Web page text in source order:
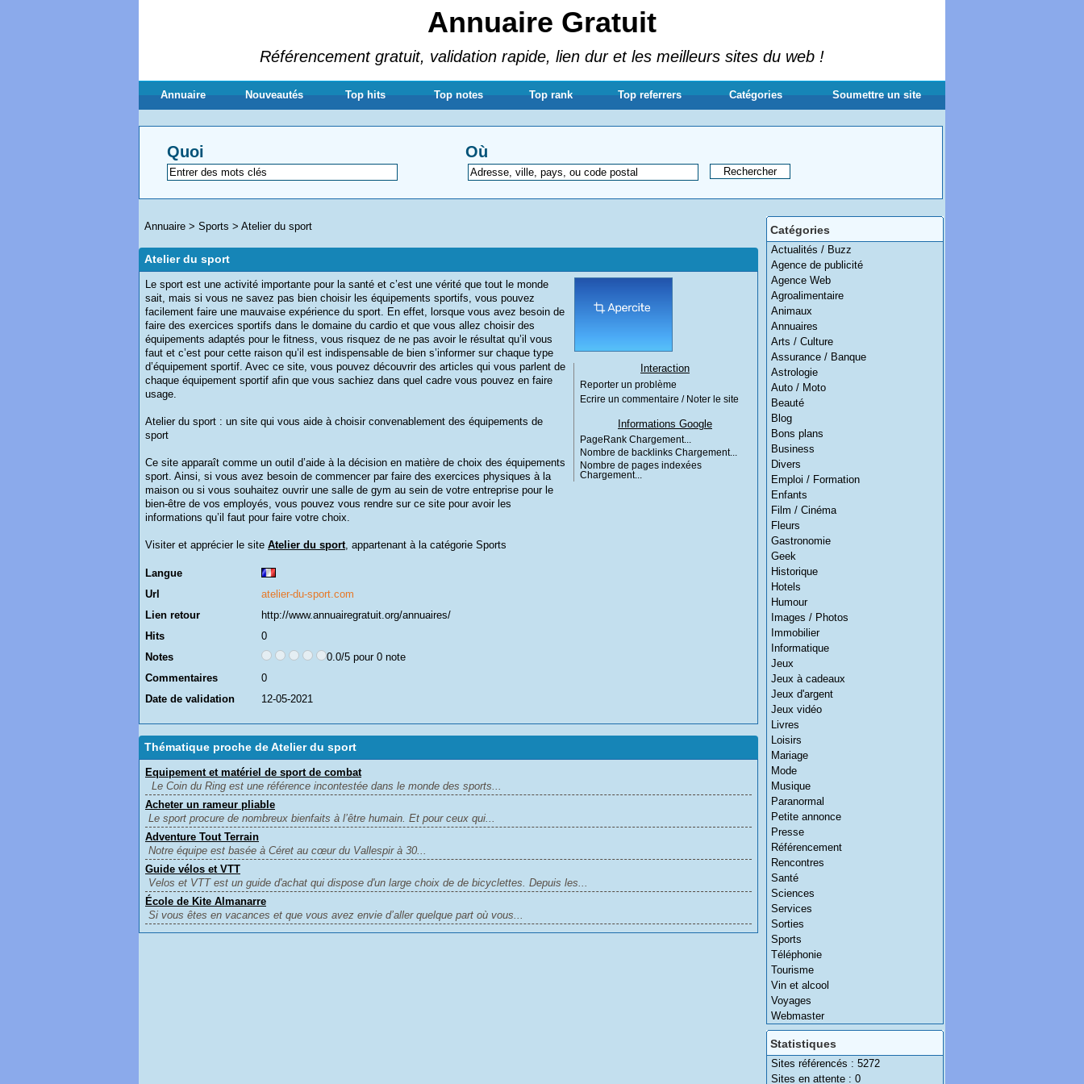
Annuaire Gratuit
Référencement gratuit, validation rapide, lien dur et les meilleurs sites du web !
Annuaire Nouveautés Top hits Top notes Top rank Top referrers Catégories Soumettre un site
Quoi Où
Catégories
Actualités / Buzz
Agence de publicité
Agence Web
Agroalimentaire
Animaux
Annuaires
Arts / Culture
Assurance / Banque
Astrologie
Auto / Moto
Beauté
Blog
Bons plans
Business
Divers
Emploi / Formation
Enfants
Film / Cinéma
Fleurs
Gastronomie
Geek
Historique
Hotels
Humour
Images / Photos
Immobilier
Informatique
Jeux
Jeux à cadeaux
Jeux d'argent
Jeux vidéo
Livres
Loisirs
Mariage
Mode
Musique
Paranormal
Petite annonce
Presse
Référencement
Rencontres
Santé
Sciences
Services
Sorties
Sports
Téléphonie
Tourisme
Vin et alcool
Voyages
Webmaster
Statistiques
Sites référencés : 5272
Sites en attente : 0
Annuaire > Sports > Atelier du sport
Atelier du sport
Le sport est une activité importante pour la santé et c’est une vérité que tout le monde
sait, mais si vous ne savez pas bien choisir les équipements sportifs, vous pouvez
facilement faire une mauvaise expérience du sport. En effet, lorsque vous avez besoin de
faire des exercices sportifs dans le domaine du cardio et que vous allez choisir des
équipements adaptés pour le fitness, vous risquez de ne pas avoir le résultat qu’il vous
faut et c’est pour cette raison qu’il est indispensable de bien s’informer sur chaque type
d’équipement sportif. Avec ce site, vous pouvez découvrir des articles qui vous parlent de
chaque équipement sportif afin que vous sachiez dans quel cadre vous pouvez en faire
usage.
Atelier du sport : un site qui vous aide à choisir convenablement des équipements de
sport
Ce site apparaît comme un outil d’aide à la décision en matière de choix des équipements
sport. Ainsi, si vous avez besoin de commencer par faire des exercices physiques à la
maison ou si vous souhaitez ouvrir une salle de gym au sein de votre entreprise pour le
bien-être de vos employés, vous pouvez vous rendre sur ce site pour avoir les
informations qu’il faut pour faire votre choix.
Visiter et apprécier le site Atelier du sport, appartenant à la catégorie Sports
Langue
Url
atelier-du-sport.com
Lien retour
http://www.annuairegratuit.org/annuaires/
Hits
0
Notes
0.0/5 pour 0 note
Commentaires
0
Date de validation
12-05-2021
Interaction
Reporter un problème
Ecrire un commentaire / Noter le site
Informations Google
PageRank Chargement...
Nombre de backlinks Chargement...
Nombre de pages indexées
Chargement...
Thématique proche de Atelier du sport
Equipement et matériel de sport de combat
Le Coin du Ring est une référence incontestée dans le monde des sports...
Acheter un rameur pliable
Le sport procure de nombreux bienfaits à l’être humain. Et pour ceux qui...
Adventure Tout Terrain
Notre équipe est basée à Céret au cœur du Vallespir à 30...
Guide vélos et VTT
Velos et VTT est un guide d'achat qui dispose d'un large choix de de bicyclettes. Depuis les...
École de Kite Almanarre
Si vous êtes en vacances et que vous avez envie d’aller quelque part où vous...